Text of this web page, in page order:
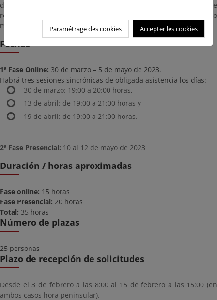
de cada alumno/a y de resolver las dudas. La fase presencial se
realizará en las instalaciones del CENEAM y constará de cinco
módulos de contenidos.
Fechas
1ª Fase Online: 30 de marzo – 5 de mayo de 2023.
Habrá tres sesiones sincrónicas de obligada asistencia los días:
30 de marzo: 19:00 a 20:00 horas,
13 de abril: de 19:00 a 21:00 horas y
19 de abril: de 19:00 a 21:00 horas.
2ª Fase Presencial: 10 al 12 de mayo de 2023
Duración / horas aproximadas
Fase online: 15 horas
Fase Presencial: 20 horas
Total: 35 horas
Número de plazas
25 personas
Plazo de recepción de solicitudes
Desde el 3 de febrero a las 8:00 al 15 de febrero a las 15:00 (en
ambos casos hora peninsular).
Paramétrage des cookies Accepter les cookies